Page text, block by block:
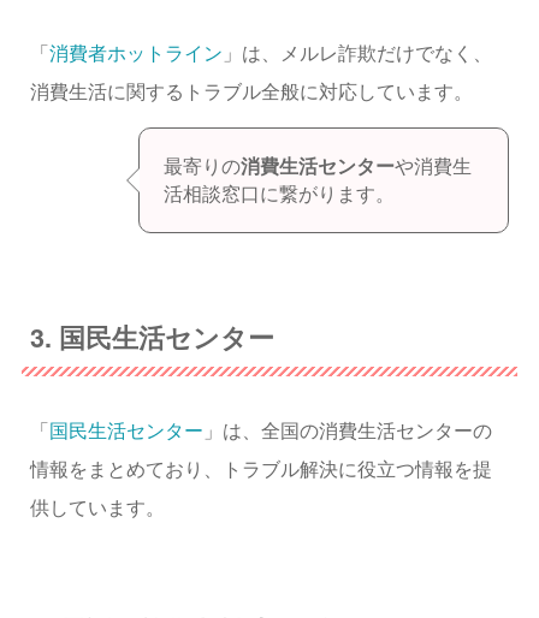
「 消費者ホットライン 」は、メルレ詐欺だけでなく、
消費生活に関するトラブル全般に対応しています。
最寄りの消費生活センターや消費生
活相談窓口に繋がります。
3. 国民生活センター
「 国民生活センター 」は、全国の消費生活センターの
情報をまとめており、トラブル解決に役立つ情報を提
供しています。